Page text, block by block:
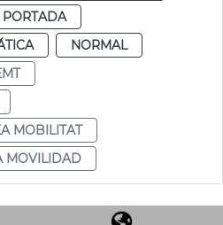
PORTADA
NORMAL
MOBILITAT
MOVILIDAD